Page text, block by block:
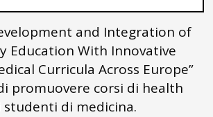
and Integration of
Education With Innovative
Curricula Across Europe”
promuovere corsi di health
di medicina.